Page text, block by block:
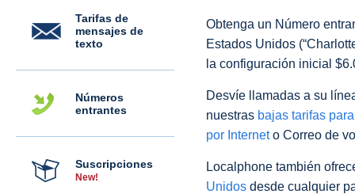
Tarifas de
mensajes de
texto
Números
entrantes
Suscripciones
New!
Obtenga un Número
Estados Unidos
la configuración inicial
Desvíe llamadas a su
nuestras bajas tarifas
por Interneto Correo de
Localphone también
Unidos desde cualquier